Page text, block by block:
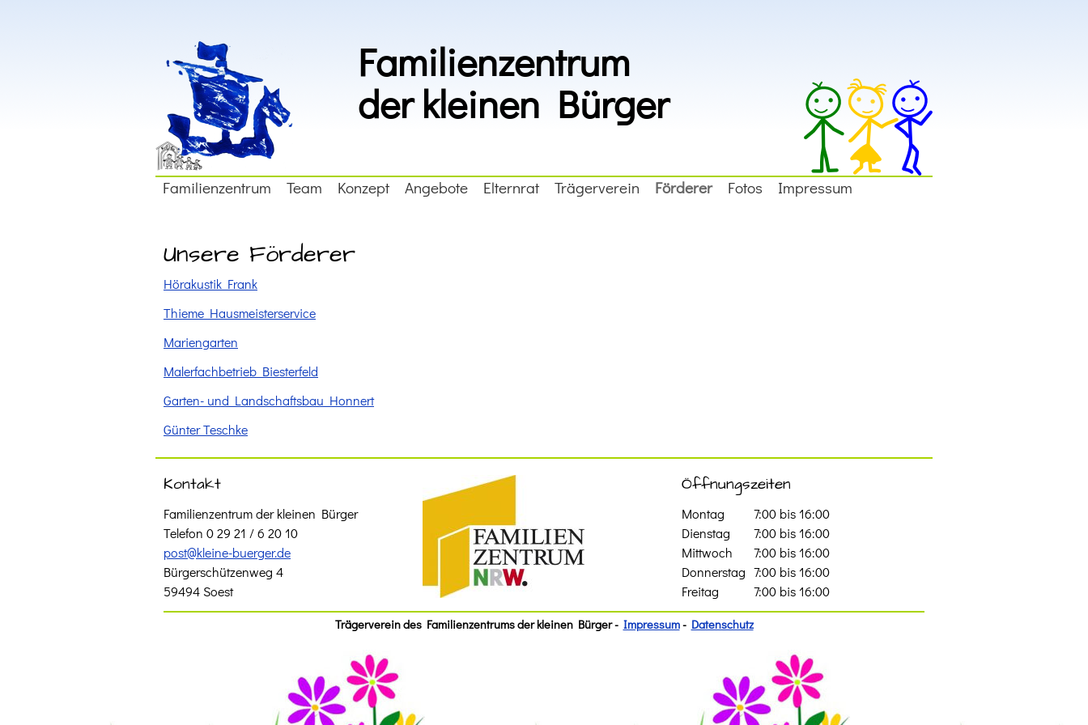
Familienzentrum
der kleinen Bürger
Navigation
Familienzentrum Team Konzept Angebote Elternrat Trägerverein Förderer Fotos Impressum
Unsere Förderer
Hörakustik Frank
Thieme Hausmeisterservice
Mariengarten
Malerfachbetrieb Biesterfeld
Garten- und Landschaftsbau Honnert
Günter Teschke
Kontakt
Familienzentrum der kleinen Bürger
Telefon 0 29 21 / 6 20 10
post@kleine-buerger.de
Bürgerschützenweg 4
59494 Soest
Öffnungszeiten
Montag
7:00 bis 16:00
Dienstag
7:00 bis 16:00
Mittwoch
7:00 bis 16:00
Donnerstag 7:00 bis 16:00
Freitag
7:00 bis 16:00
Trägerverein des Familienzentrums der kleinen Bürger - Impressum- Datenschutz